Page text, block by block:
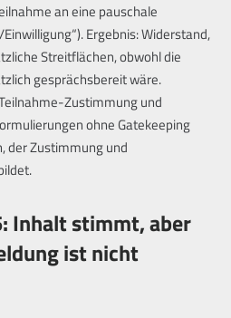
an eine pauschale
Ergebnis: Widerstand,
Streitflächen, obwohl die
gesprächsbereit wäre.
Zustimmung und
ohne Gatekeeping
der Zustimmung und
Inhalt stimmt, aber
ist nicht